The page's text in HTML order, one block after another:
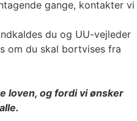
gange, kontakter vi
du og UU-vejleder
om du skal bortvises fra
loven, og fordi vi ønsker